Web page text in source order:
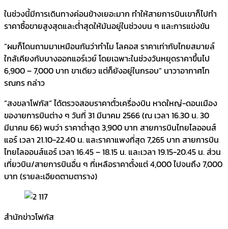
ในช่วงนี้มีการเดินทางค่อนข้างเยอะมาก ทำให้สายการบินเขาก็ไปทำ
ราคาซื้อขายสูงสุดและต่ำสุดให้มันอยู่ในช่วงบน ๆ และการแข่งขัน
“ผมก็โดนถามมาเหมือนกันว่าทำไม โลคอส ราคาเท่ากับไทยสมายล์
ใกล้เคียงกับบางออกแอร์เวย์ โดยเฉพาะในช่วงวันหยุดราคาขึ้นไป
6,900 – 7,000 บาท ขาเดียว แต่ก็ยังอยู่ในกรอบ” นาวาอากาศโท
รณกร กล่าว
“สงขลาโฟกัส” ได้ตรวจสอบราคาตั๋วเครื่องบิน หาดใหญ่-ดอนเมือง
ของายการบินต่าง ๆ วันที่ 31 มีนาคม 2566 (ณ เวลา 16.30 น. 30
มีนาคม 66) พบว่า ราคาต่ำสุด 3,900 บาท สายการบินไทยไลออนส์
แอร์ เวลา 21.10-22.40 น. และราคาแพงที่สุด 7,265 บาท สายการบิน
ไทยไลออนส์แอร์ เวลา 16.45 – 18.15 น. และเวลา 19.15-20.45 น. ส่วน
เที่ยวบิน/สายการบินอื่น ๆ ที่เหลือราคาตั้งแต่ 4,000 ไปจนถึง 7,000
บาท (รายละเอียดตามตาราง)
สำนักข่าวโฟกัส